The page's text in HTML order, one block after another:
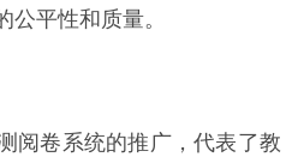
公平性和质量。
卷系统的推广，代表了教